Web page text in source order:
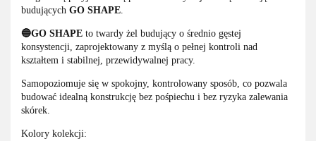
budujących GO SHAPE.
🔵GO SHAPE to twardy żel budujący o średnio gęstej
konsystencji, zaprojektowany z myślą o pełnej kontroli nad
kształtem i stabilnej, przewidywalnej pracy.
Samopoziomuje się w spokojny, kontrolowany sposób, co pozwala
budować idealną konstrukcję bez pośpiechu i bez ryzyka zalewania
skórek.
Kolory kolekcji: